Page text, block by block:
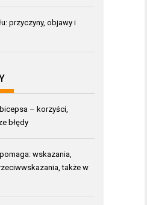
przyczyny, objawy i
– korzyści,
błędy
wskazania,
także w